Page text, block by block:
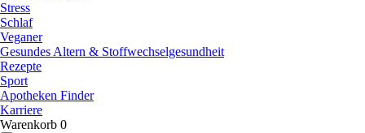
Stress
Schlaf
Veganer
Gesundes Altern & Stoffwechselgesundheit
Rezepte
Sport
Apotheken Finder
Karriere
Warenkorb 0